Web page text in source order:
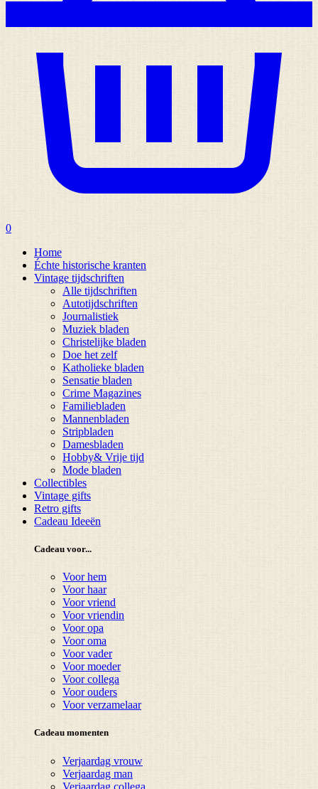
0
Home
Échte historische kranten
Vintage tijdschriften
Alle tijdschriften
Autotijdschriften
Journalistiek
Muziek bladen
Christelijke bladen
Doe het zelf
Katholieke bladen
Sensatie bladen
Crime Magazines
Familiebladen
Mannenbladen
Stripbladen
Damesbladen
Hobby& Vrije tijd
Mode bladen
Collectibles
Vintage gifts
Retro gifts
Cadeau Ideeën
Cadeau voor...
Voor hem
Voor haar
Voor vriend
Voor vriendin
Voor opa
Voor oma
Voor vader
Voor moeder
Voor collega
Voor ouders
Voor verzamelaar
Cadeau momenten
Verjaardag vrouw
Verjaardag man
Verjaardag collega